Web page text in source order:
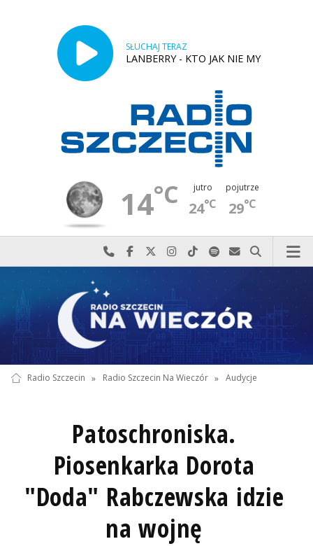
SŁUCHAJ TERAZ
LANBERRY - KTO JAK NIE MY
14°C jutro
24°C
pojutrze
29°C
Najlepiej po prostu do nas zadzwoń
Odwiedź nas na Facebook-u
Odwiedź nas na X
Odwiedź nas na Instagram-ie
Odwiedź nas na TikTok-u
Szukaj nas na Spotify
Wyślij do nas
Szukaj
Radio Szczecin » Radio Szczecin Na Wieczór » Audycje
Patoschroniska.
Piosenkarka Dorota
"Doda" Rabczewska idzie
na wojnę